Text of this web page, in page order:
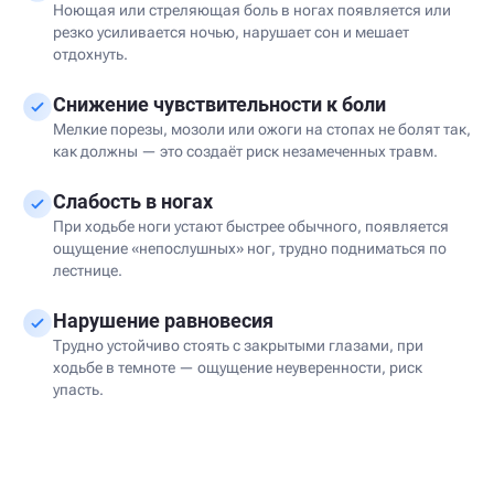
Ноющая или стреляющая боль в ногах появляется или
резко усиливается ночью, нарушает сон и мешает
отдохнуть.
Снижение чувствительности к боли
Мелкие порезы, мозоли или ожоги на стопах не болят так,
как должны — это создаёт риск незамеченных травм.
Слабость в ногах
При ходьбе ноги устают быстрее обычного, появляется
ощущение «непослушных» ног, трудно подниматься по
лестнице.
Нарушение равновесия
Трудно устойчиво стоять с закрытыми глазами, при
ходьбе в темноте — ощущение неуверенности, риск
упасть.